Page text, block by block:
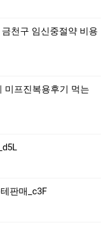
천구 임신중절약 비용
미프진복용후기 먹는
판매_c3F